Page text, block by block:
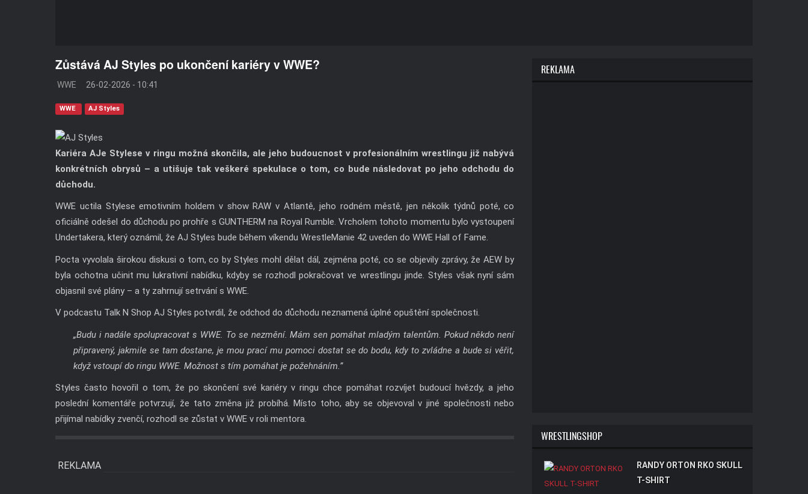
Zůstává AJ Styles po ukončení kariéry v WWE?
WWE 26-02-2026 - 10:41
WWE AJ Styles
Kariéra AJe Stylese v ringu možná skončila, ale jeho budoucnost v profesionálním wrestlingu již nabývá
konkrétních obrysů – a utišuje tak veškeré spekulace o tom, co bude následovat po jeho odchodu do
důchodu.
WWE uctila Stylese emotivním holdem v show RAW v Atlantě, jeho rodném městě, jen několik týdnů poté, co
oficiálně odešel do důchodu po prohře s GUNTHERM na Royal Rumble. Vrcholem tohoto momentu bylo vystoupení
Undertakera, který oznámil, že AJ Styles bude během víkendu WrestleManie 42 uveden do WWE Hall of Fame.
Pocta vyvolala širokou diskusi o tom, co by Styles mohl dělat dál, zejména poté, co se objevily zprávy, že AEW by
byla ochotna učinit mu lukrativní nabídku, kdyby se rozhodl pokračovat ve wrestlingu jinde. Styles však nyní sám
objasnil své plány – a ty zahrnují setrvání s WWE.
V podcastu Talk N Shop AJ Styles potvrdil, že odchod do důchodu neznamená úplné opuštění společnosti.
„Budu i nadále spolupracovat s WWE. To se nezmění. Mám sen pomáhat mladým talentům. Pokud někdo není
připravený, jakmile se tam dostane, je mou prací mu pomoci dostat se do bodu, kdy to zvládne a bude si věřit,
když vstoupí do ringu WWE. Možnost s tím pomáhat je požehnáním.”
Styles často hovořil o tom, že po skončení své kariéry v ringu chce pomáhat rozvíjet budoucí hvězdy, a jeho
poslední komentáře potvrzují, že tato změna již probíhá. Místo toho, aby se objevoval v jiné společnosti nebo
přijímal nabídky zvenčí, rozhodl se zůstat v WWE v roli mentora.
REKLAMA
REKLAMA
WRESTLINGSHOP
RANDY ORTON RKO SKULL
T-SHIRT